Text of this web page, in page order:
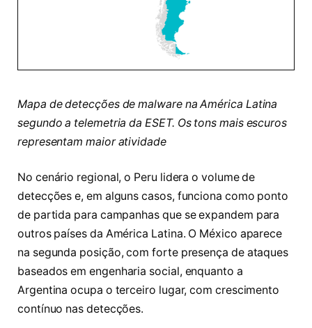
Mapa de detecções de malware na América Latina
segundo a telemetria da ESET. Os tons mais escuros
representam maior atividade
No cenário regional, o Peru lidera o volume de
detecções e, em alguns casos, funciona como ponto
de partida para campanhas que se expandem para
outros países da América Latina. O México aparece
na segunda posição, com forte presença de ataques
baseados em engenharia social, enquanto a
Argentina ocupa o terceiro lugar, com crescimento
contínuo nas detecções.